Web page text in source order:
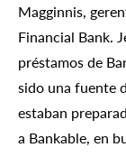
Magginnis,
Financial Bank.
préstamos de
sido una fuente
estaban
a Bankable, en